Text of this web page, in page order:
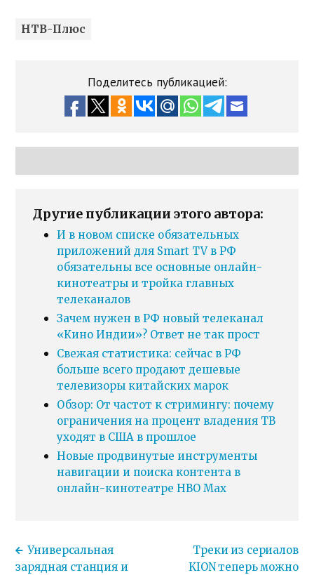
НТВ-Плюс
Поделитесь публикацией:
Другие публикации этого автора:
И в новом списке обязательных
приложений для Smart TV в РФ
обязательны все основные онлайн-
кинотеатры и тройка главных
телеканалов
Зачем нужен в РФ новый телеканал
«Кино Индии»? Ответ не так прост
Свежая статистика: сейчас в РФ
больше всего продают дешевые
телевизоры китайских марок
Обзор: От частот к стримингу: почему
ограничения на процент владения ТВ
уходят в США в прошлое
Новые продвинутые инструменты
навигации и поиска контента в
онлайн-кинотеатре HBO Max
Универсальная
зарядная станция и
Треки из сериалов
KION теперь можно